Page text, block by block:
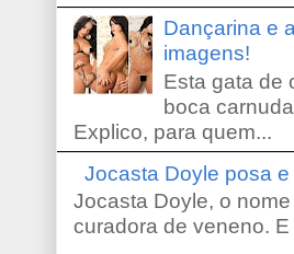
Dançarina e
imagens!
Esta gata de
boca
Explico, para quem...
Jocasta Doyle posa e
Jocasta Doyle, o
curadora de veneno.